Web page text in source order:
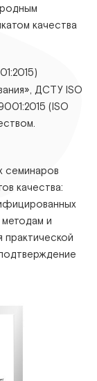
качества
ДСТУ ІЅО
(ІЅО
семинаров
качества:
и
практической